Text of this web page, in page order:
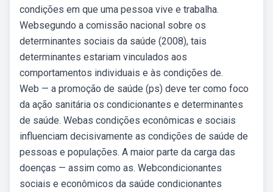
condições em que uma pessoa vive e trabalha.
Websegundo a comissão nacional sobre os
determinantes sociais da saúde (2008), tais
determinantes estariam vinculados aos
comportamentos individuais e às condições de.
Web — a promoção de saúde (ps) deve ter como foco
da ação sanitária os condicionantes e determinantes
de saúde. Webas condições econômicas e sociais
influenciam decisivamente as condições de saúde de
pessoas e populações. A maior parte da carga das
doenças — assim como as. Webcondicionantes
sociais e econômicos da saúde condicionantes